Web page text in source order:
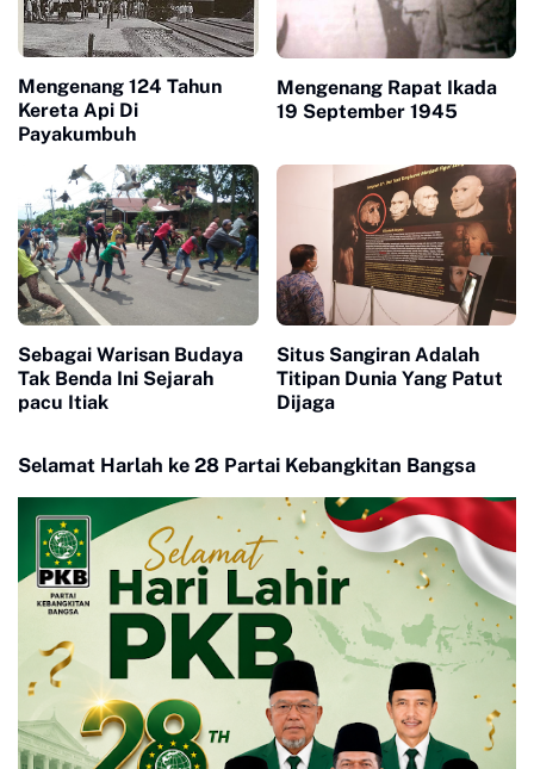
Mengenang 124 Tahun
Kereta Api Di
Payakumbuh
Mengenang Rapat Ikada
19 September 1945
Sebagai Warisan Budaya
Tak Benda Ini Sejarah
pacu Itiak
Situs Sangiran Adalah
Titipan Dunia Yang Patut
Dijaga
Selamat Harlah ke 28 Partai Kebangkitan Bangsa